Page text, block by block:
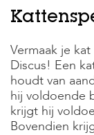
o
m
e
F
o
l
Vermaak je
Discus! Een
houdt van
hij voldoende
krijgt hij
Bovendien